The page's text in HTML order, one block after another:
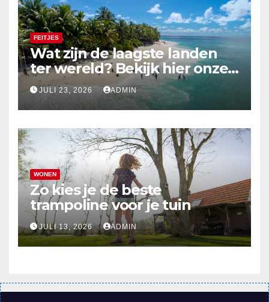
FEITJES
Wat zijn de laagste landen
ter wereld? Bekijk hier onze
top 10
JULI 23, 2026 ADMIN
WONEN
Zo kies je de beste
trampoline voor je tuin
JULI 13, 2026 ADMIN